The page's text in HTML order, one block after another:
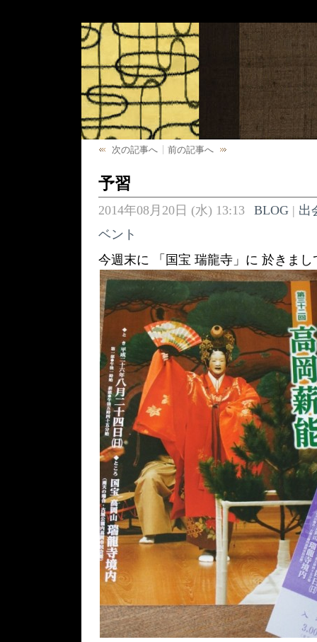
次の記事へ 前の記事へ
予習
2014年08月20日 (水) 13:13 BLOG| 出
ベント
今週末に 「国宝 瑞龍寺」に 於きま